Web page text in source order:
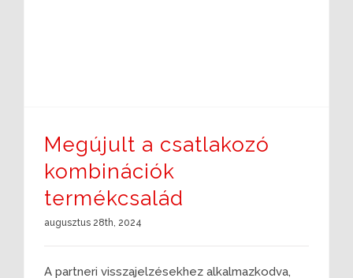
Megújult a csatlakozó
kombinációk
termékcsalád
augusztus 28th, 2024
A partneri visszajelzésekhez alkalmazkodva,